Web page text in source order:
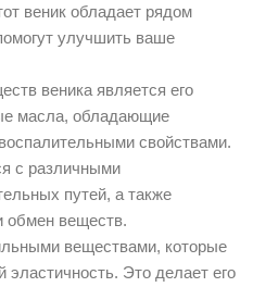
веник обладает рядом
улучшить ваше
веника является его
масла, обладающие
свойствами.
с различными
путей, а также
обмен веществ.
веществами, которые
Это делает его